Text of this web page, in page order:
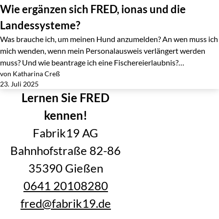
Wie ergänzen sich FRED, ionas und die
Landessysteme?
Was brauche ich, um meinen Hund anzumelden? An wen muss ich
mich wenden, wenn mein Personalausweis verlängert werden
muss? Und wie beantrage ich eine Fischereierlaubnis?…
von Katharina Creß
23. Juli 2025
Lernen Sie FRED
kennen!
Fabrik19 AG
Bahnhofstraße 82-86
35390 Gießen
0641 20108280
fred@fabrik19.de